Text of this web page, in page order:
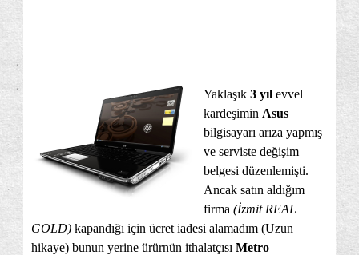
Yaklaşık 3 yıl evvel
kardeşimin Asus
bilgisayarı arıza yapmış
ve serviste değişim
belgesi düzenlemişti.
Ancak satın aldığım
firma (İzmit REAL
GOLD) kapandığı için ücret iadesi alamadım (Uzun
hikaye) bunun yerine ürürnün ithalatçısı Metro